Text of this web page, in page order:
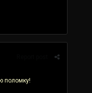
поломку!